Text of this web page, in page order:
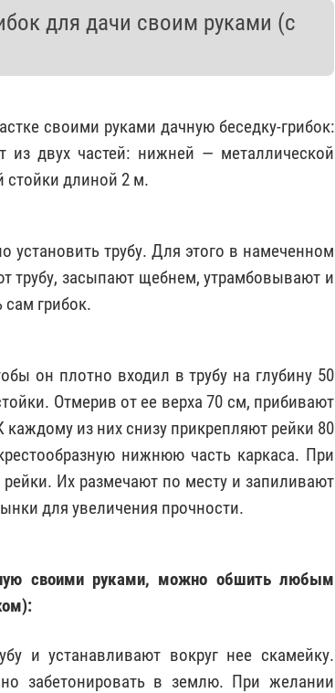
для дачи своим руками (с
своими руками дачную беседку-грибок:
из двух частей: нижней — металлической
стойки длиной 2 м.
установить трубу. Для этого в намеченном
трубу, засыпают щебнем, утрамбовывают и
грибок.
он плотно входил в трубу на глубину 50
Отмерив от ее верха 70 см, прибивают
из них снизу прикрепляют рейки 80
нижнюю часть каркаса. При
Их размечают по месту и запиливают
для увеличения прочности.
своими руками, можно обшить любым
и устанавливают вокруг нее скамейку.
забетонировать в землю. При желании